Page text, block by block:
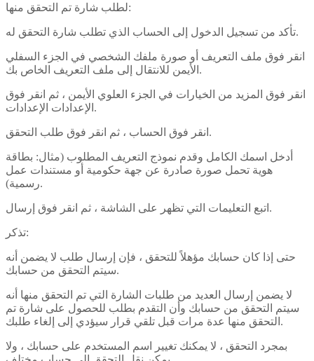
لطلب شارة تم التحقق منها:
تأكد من تسجيل الدخول إلى الحساب الذي تطلب شارة التحقق له.
انقر فوق ملف التعريف أو صورة ملفك الشخصي في الجزء السفلي
الأيمن للانتقال إلى ملف التعريف الخاص بك.
انقر فوق المزيد من الخيارات في الجزء العلوي الأيمن ، ثم انقر فوق
الإعدادات الإعدادات.
انقر فوق الحساب ، ثم انقر فوق طلب التحقق.
أدخل اسمك الكامل وقدم نموذج التعريف المطلوب (مثال: بطاقة
هوية تحمل صورة صادرة عن جهة حكومية أو مستندات عمل
رسمية).
اتبع التعليمات التي تظهر على الشاشة ، ثم انقر فوق إرسال.
تذكر:
حتى إذا كان حسابك مؤهلاً للتحقق ، فإن إرسال طلب لا يضمن أنه
سيتم التحقق من حسابك.
لا يضمن إرسال العديد من طلبات الشارة التي تم التحقق منها أنه
سيتم التحقق من حسابك وأن التقدم بطلب للحصول على شارة تم
التحقق منها عدة مرات قبل تلقي قرار سيؤدي إلى إلغاء طلبك.
بمجرد التحقق ، لا يمكنك تغيير اسم المستخدم على حسابك ، ولا